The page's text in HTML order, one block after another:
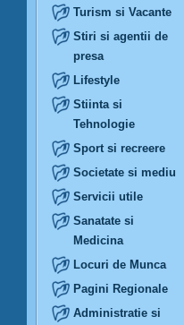
Turism si Vacante
Stiri si agentii de
presa
Lifestyle
Stiinta si
Tehnologie
Sport si recreere
Societate si mediu
Servicii utile
Sanatate si
Medicina
Locuri de Munca
Pagini Regionale
Administratie si